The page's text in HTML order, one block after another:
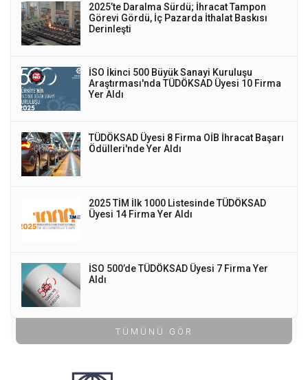
2025’te Daralma Sürdü; İhracat Tampon
Görevi Gördü, İç Pazarda İthalat Baskısı
Derinleşti
İSO İkinci 500 Büyük Sanayi Kuruluşu
Araştırması'nda TÜDÖKSAD Üyesi 10 Firma
Yer Aldı
TÜDÖKSAD Üyesi 8 Firma OİB İhracat Başarı
Ödülleri'nde Yer Aldı
2025 TİM İlk 1000 Listesinde TÜDÖKSAD
Üyesi 14 Firma Yer Aldı
İSO 500’de TÜDÖKSAD Üyesi 7 Firma Yer
Aldı
TÜMÜNÜ GÖR